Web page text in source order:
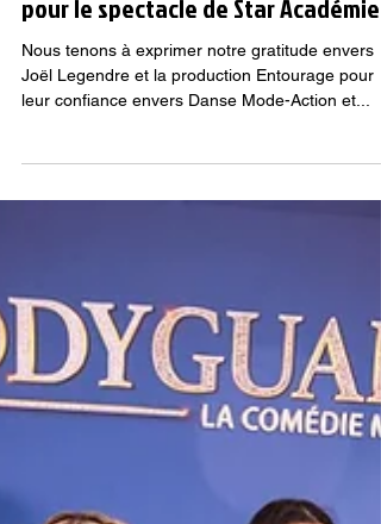
«Et c’est pas fini»: Les danseurs de
Danse Mode-Action au Centre Bell
pour le spectacle de Star Académie
Joël Legendre et la production Entourage pour